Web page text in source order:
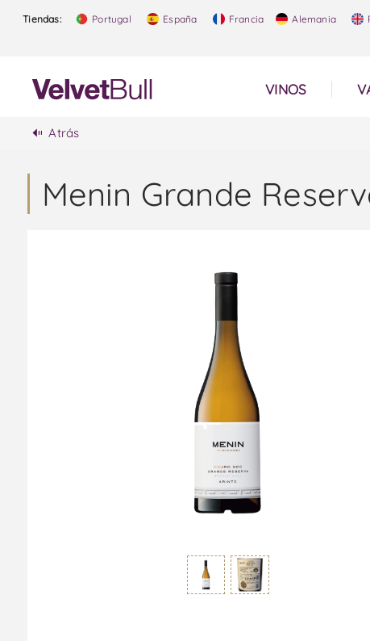
Tiendas: Portugal España Francia Alemania
VINOS
Atrás
Menin Grande